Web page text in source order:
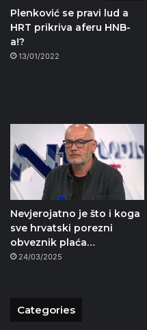
Plenković se pravi lud a
HRT prikriva aferu HNB-
a!?
13/01/2022
Nevjerojatno je što i koga
sve hrvatski porezni
obveznik plaća…
24/03/2025
Categories